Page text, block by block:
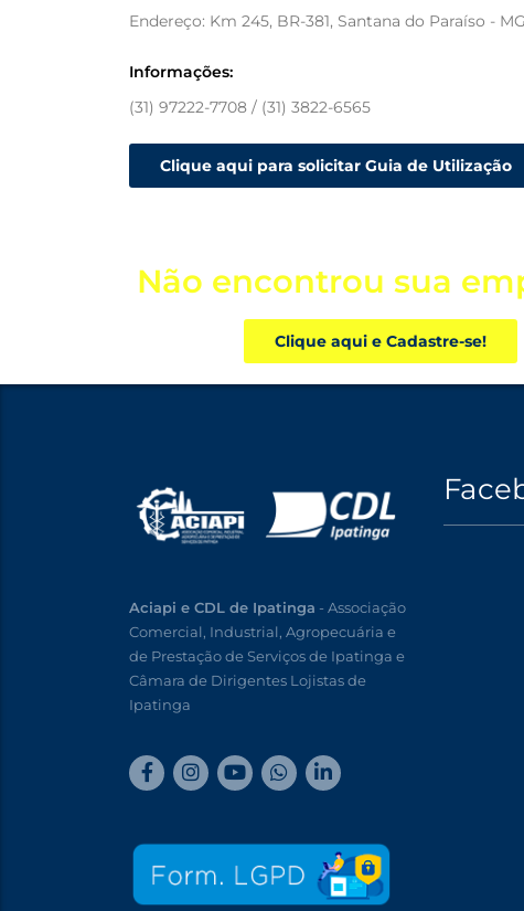
Endereço: Km 245, BR-381, Santana do Paraíso - MG
Informações:
(31) 97222-7708 / (31) 3822-6565
Clique aqui para solicitar Guia de Utilização
Não encontrou sua
Clique aqui e Cadastre-se!
Aciapi e CDL de Ipatinga - Associação
Comercial, Industrial, Agropecuária e
de Prestação de Serviços de Ipatinga e
Câmara de Dirigentes Lojistas de
Ipatinga